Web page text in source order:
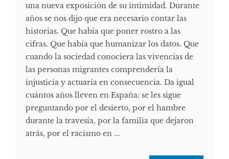
una nueva exposición de su intimidad. Durante
años se nos dijo que era necesario contar las
historias. Que había que poner rostro a las
cifras. Que había que humanizar los datos. Que
cuando la sociedad conociera las vivencias de
las personas migrantes comprendería la
injusticia y actuaría en consecuencia. Da igual
cuántos años lleven en España: se les sigue
preguntando por el desierto, por el hambre
durante la travesía, por la familia que dejaron
atrás, por el racismo en ...